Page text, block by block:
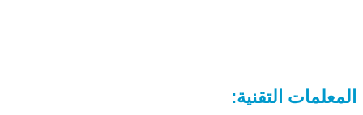
المعلمات التقنية: